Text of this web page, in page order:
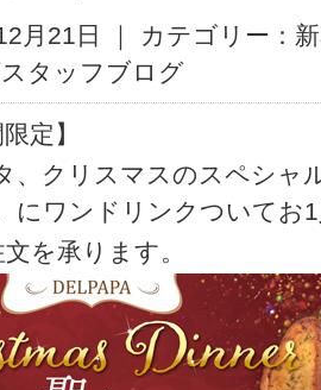
月21日 ｜ カテゴリー：
タッフブログ
定】
、クリスマスのスペシャ
にワンドリンクついてお
を承ります。